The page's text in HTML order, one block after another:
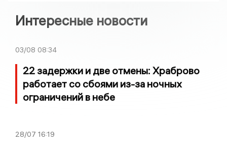
Интересные новости
03/08 08:34
22 задержки и две отмены: Храброво
работает со сбоями из-за ночных
ограничений в небе
28/07 16:19